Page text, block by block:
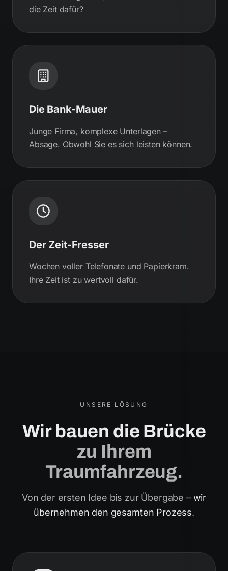
die Zeit dafür?
Die Bank-Mauer
Junge Firma, komplexe Unterlagen –
Absage. Obwohl Sie es sich leisten können.
Der Zeit-Fresser
Wochen voller Telefonate und Papierkram.
Ihre Zeit ist zu wertvoll dafür.
UNSERE LÖSUNG
Wir bauen die Brücke
zu Ihrem
Traumfahrzeug.
Von der ersten Idee bis zur Übergabe – wir
übernehmen den gesamten Prozess.